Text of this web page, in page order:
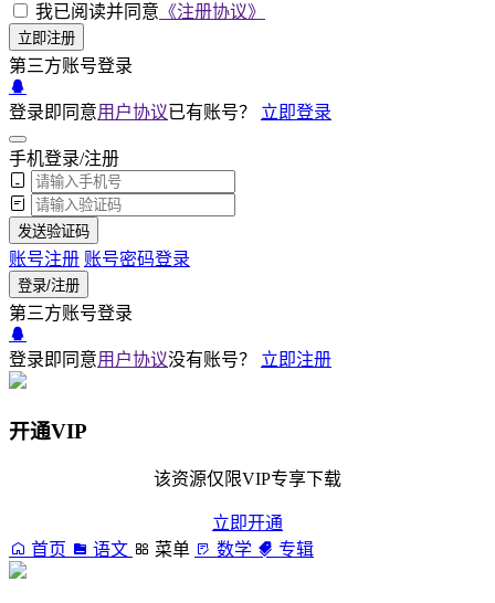
我已阅读并同意 《注册协议》
立即注册
第三方账号登录
登录即同意用户协议已有账号？ 立即登录
手机登录/注册
发送验证码
账号注册 账号密码登录
登录/注册
第三方账号登录
登录即同意用户协议没有账号？ 立即注册
开通VIP
该资源仅限VIP专享下载
立即开通
首页
语文 菜单 数学 专辑